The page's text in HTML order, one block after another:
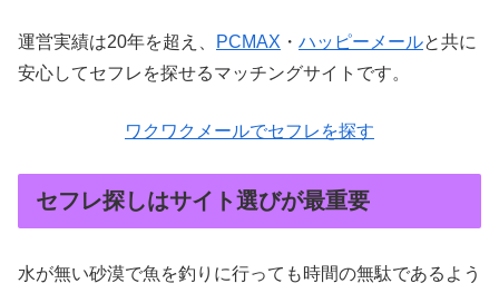
運営実績は20年を超え、 PCMAX ・ ハッピーメールと共に
安心してセフレを探せるマッチングサイトです。
ワクワクメールでセフレを探す
セフレ探しはサイト選びが最重要
水が無い砂漠で魚を釣りに行っても時間の無駄であるよう